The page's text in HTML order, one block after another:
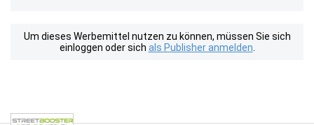
Um dieses Werbemittel nutzen zu können, müssen Sie sich
einloggen oder sich als Publisher anmelden